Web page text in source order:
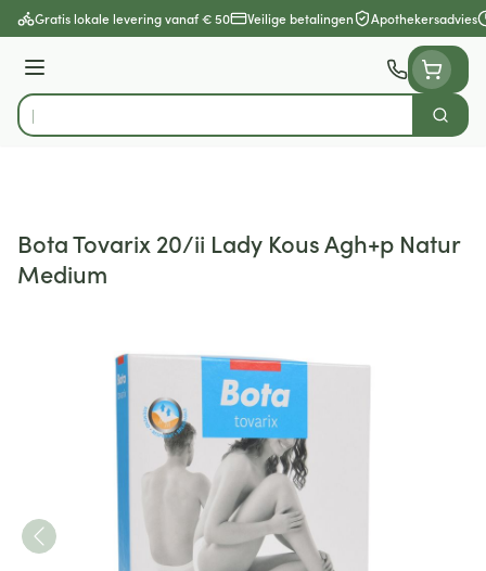
Ga naar de inhoud
Gratis lokale levering vanaf € 50 Veilige betalingen Apothekersadvies
Menu
Product, merk, categorie...
Zoek
Bota Tovarix 20/ii Lady Kous Agh+p Natur
Medium